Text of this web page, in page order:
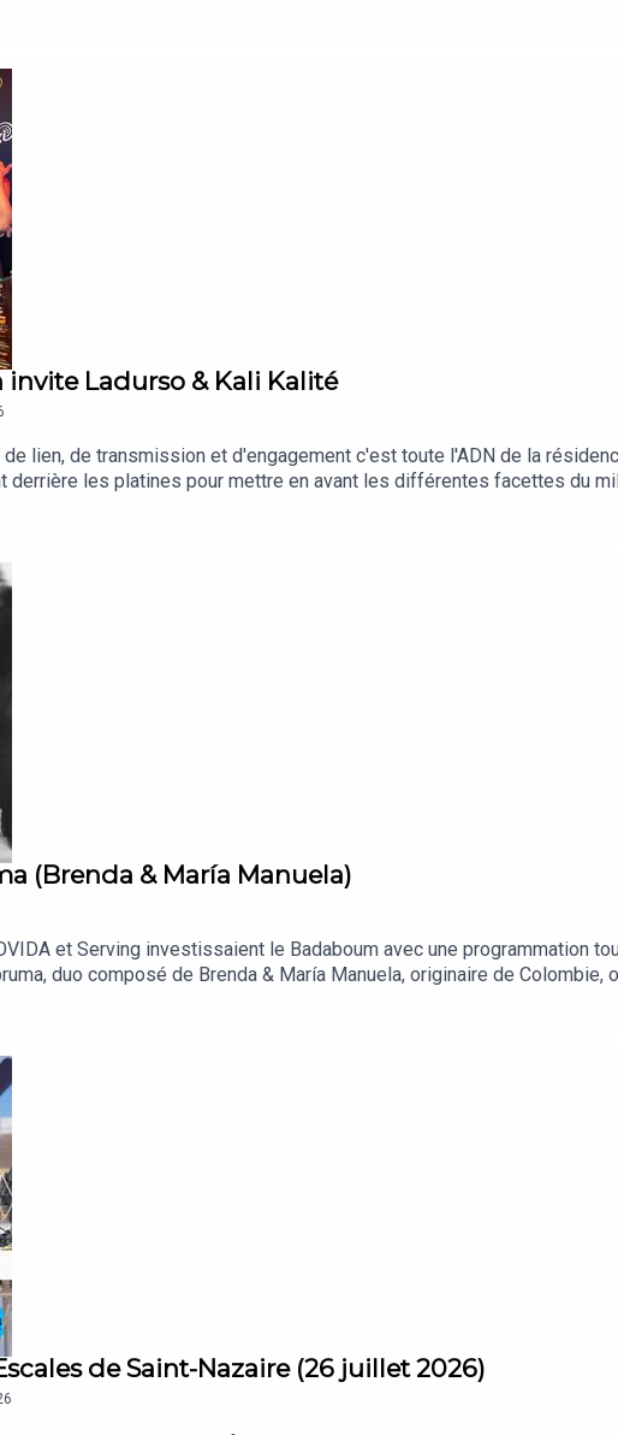
invite Ladurso & Kali Kalité
lien, de transmission et d'engagement c'est toute l'ADN de la
derrière les platines pour mettre en avant les différentes facettes du
suite à l'annulation de Solidays, fin juin. Si tu veux faire un don :
(Brenda & María Manuela)
et Serving investissaient le Badaboum avec une programmation
duo composé de Brenda & María Manuela, originaire de
platines de Tsugi Radio.
de Saint-Nazaire (26 juillet 2026)